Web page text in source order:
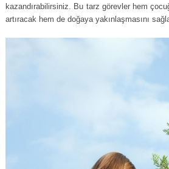
kazandırabilirsiniz. Bu tarz görevler hem
artıracak hem de doğaya yakınlaşmasını